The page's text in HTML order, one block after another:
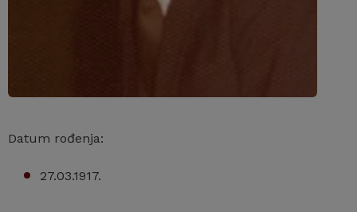
Datum rođenja:
27.03.1917.